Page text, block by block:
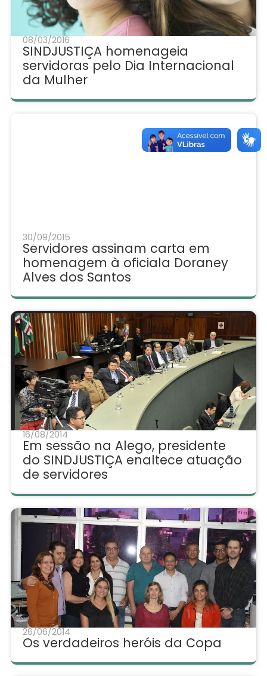
08/03/2016
SINDJUSTIÇA homenageia
servidoras pelo Dia Internacional
da Mulher
30/09/2015
Servidores assinam carta em
homenagem à oficiala Doraney
Alves dos Santos
16/08/2014
Em sessão na Alego, presidente
do SINDJUSTIÇA enaltece atuação
de servidores
26/06/2014
Os verdadeiros heróis da Copa